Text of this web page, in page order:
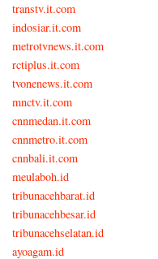
transtv.it.com
indosiar.it.com
metrotvnews.it.com
rctiplus.it.com
tvonenews.it.com
mnctv.it.com
cnnmedan.it.com
cnnmetro.it.com
cnnbali.it.com
meulaboh.id
tribunacehbarat.id
tribunacehbesar.id
tribunacehselatan.id
ayoagam.id